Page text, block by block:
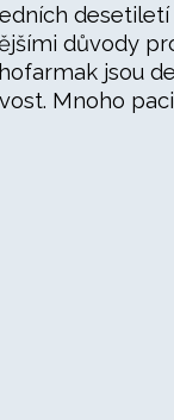
důvody
jsou
Mnoho